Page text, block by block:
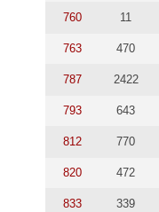
760 11
763 470
787 2422
793 643
812 770
820 472
833 339